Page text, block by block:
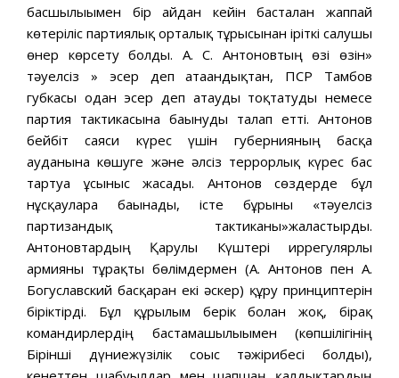
басшылығымен бір айдан кейін басталған жаппай
көтеріліс партиялық орталық тұрғысынан іріткі салушы
өнер көрсету болды. А. С. Антоновтың өзі өзін»
тәуелсіз » эсер деп атағандықтан, ПСР Тамбов
губкасы одан эсер деп атауды тоқтатуды немесе
партия тактикасына бағынуды талап етті. Антонов
бейбіт саяси күрес үшін губернияның басқа
ауданына көшуге және әлсіз террорлық күрес бас
тартуға ұсыныс жасады. Антонов сөздерде бұл
нұсқауларға бағынады, істе бұрынғы «тәуелсіз
партизандық тактиканы»жалғастырды.
Антоновтардың Қарулы Күштері иррегулярлы
армияны тұрақты бөлімдермен (А. Антонов пен А.
Богуславский басқарған екі әскер) құру принциптерін
біріктірді. Бұл құрылым берік болған жоқ, бірақ
командирлердің бастамашылығымен (көпшілігінің
Бірінші дүниежүзілік соғыс тәжірибесі болды),